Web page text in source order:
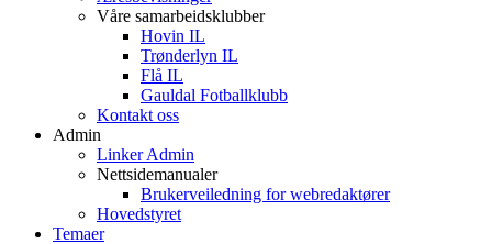
Våre samarbeidsklubber
Hovin IL
Trønderlyn IL
Flå IL
Gauldal Fotballklubb
Kontakt oss
Admin
Linker Admin
Nettsidemanualer
Brukerveiledning for webredaktører
Hovedstyret
Temaer